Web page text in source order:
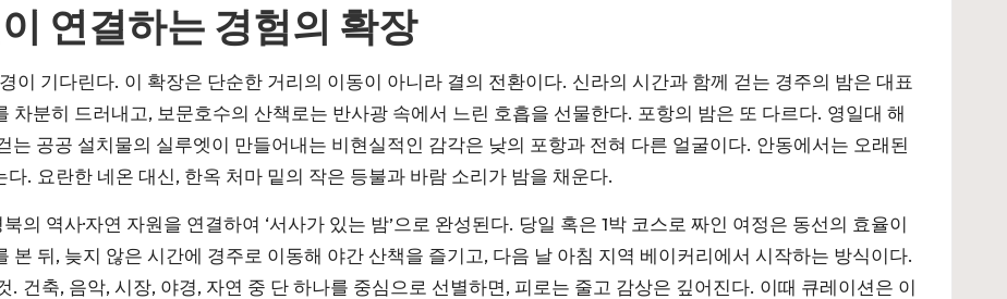
연결하는 경험의 확장
이 기다린다. 이 확장은 단순한 거리의 이동이 아니라 결의 전환이다. 신라의 시간과 함께 걷는 경주의 밤은 대표
차분히 드러내고, 보문호수의 산책로는 반사광 속에서 느린 호흡을 선물한다. 포항의 밤은 또 다르다. 영일대 해
는 공공 설치물의 실루엣이 만들어내는 비현실적인 감각은 낮의 포항과 전혀 다른 얼굴이다. 안동에서는 오래된
. 요란한 네온 대신, 한옥 처마 밑의 작은 등불과 바람 소리가 밤을 채운다.
의 역사·자연 자원을 연결하여 ‘서사가 있는 밤’으로 완성된다. 당일 혹은 1박 코스로 짜인 여정은 동선의 효율이
본 뒤, 늦지 않은 시간에 경주로 이동해 야간 산책을 즐기고, 다음 날 아침 지역 베이커리에서 시작하는 방식이다.
건축, 음악, 시장, 야경, 자연 중 단 하나를 중심으로 선별하면, 피로는 줄고 감상은 깊어진다. 이때 큐레이션은 이